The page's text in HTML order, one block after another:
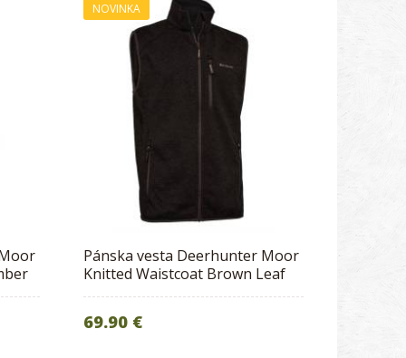
NOVINKA
Pánska vesta Deerhunter Moor
Knitted Waistcoat Brown Leaf
69.90 €